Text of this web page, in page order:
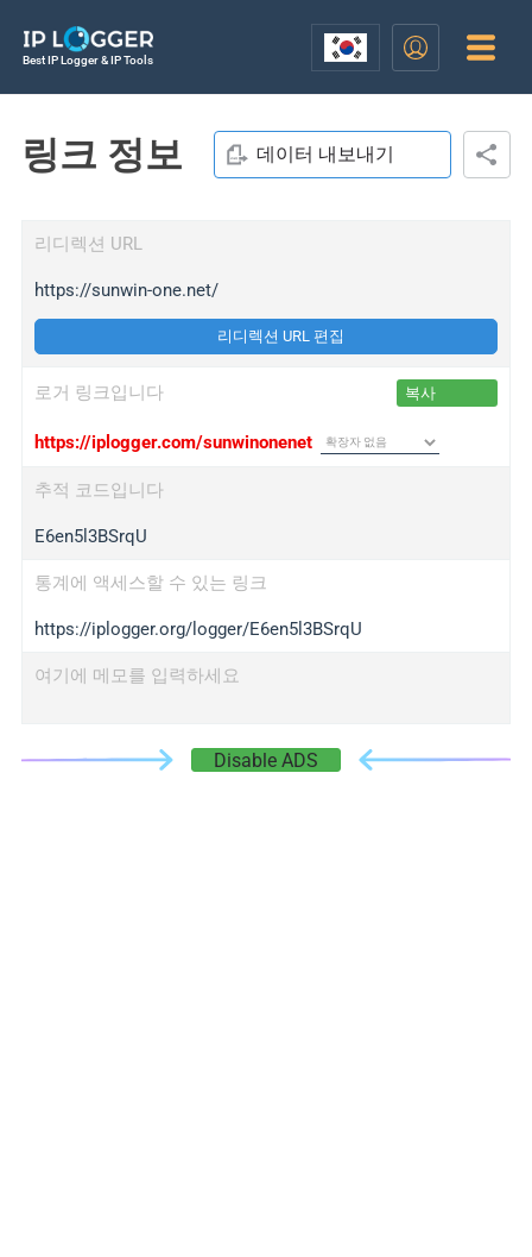
Best IP Logger & IP Tools
링크 정보 데이터 내보내기
리디렉션 URL
https://sunwin-one.net/
리디렉션 URL 편집
로거 링크입니다 복사
https://iplogger.com/sunwinonenet
추적 코드입니다
E6en5l3BSrqU
통계에 액세스할 수 있는 링크
https://iplogger.org/logger/E6en5l3BSrqU
여기에 메모를 입력하세요
Disable ADS